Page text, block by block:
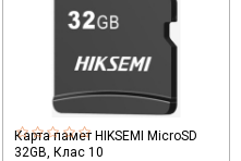
Карта памет HIKSEMI MicroSD
32GB, Клас 10